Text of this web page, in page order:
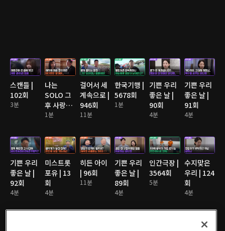
스캔들 |
102회
3분
나는
SOLO 그
후 사랑은
계속된다
1분
걸어서 세
계속으로 |
946회
11분
한국기행 |
5678회
1분
기쁜 우리
좋은 날 |
90회
4분
기쁜 우리
좋은 날 |
91회
4분
기쁜 우리
좋은 날 |
92회
4분
미스트롯
포유 | 13
회
4분
히든 아이
| 96회
11분
기쁜 우리
좋은 날 |
89회
4분
인간극장 |
3564회
5분
수지맞은
우리 | 124
회
4분